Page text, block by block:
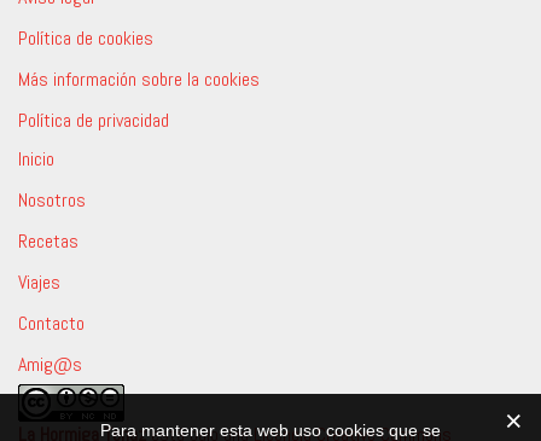
Política de cookies
Más información sobre la cookies
Política de privacidad
Inicio
Nosotros
Recetas
Viajes
Contacto
Amig@s
La Hormiga Tenazestá bajo una Licencia Creative Commons
Para mantener esta web uso cookies que se